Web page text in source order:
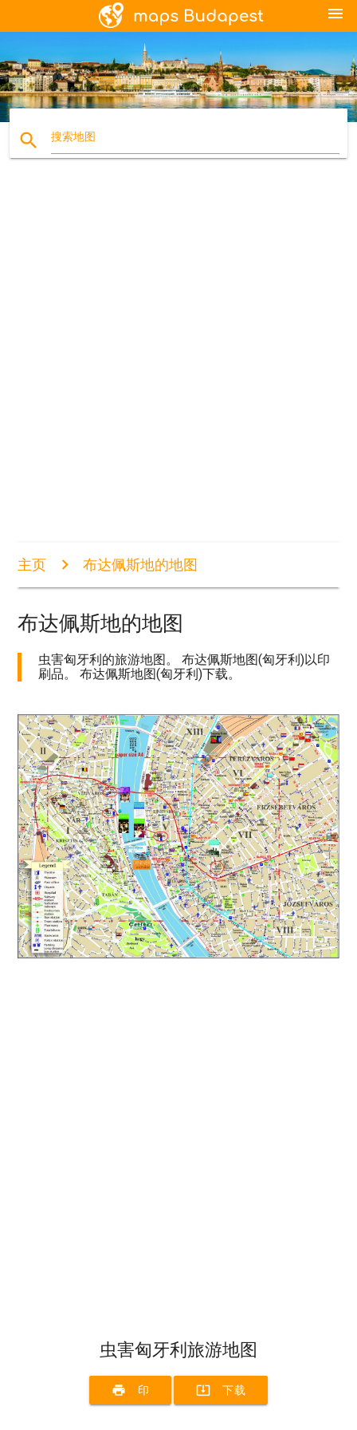
menu
search 搜索地图
主页 布达佩斯地的地图
布达佩斯地的地图
虫害匈牙利的旅游地图。 布达佩斯地图(匈牙利)以印
刷品。 布达佩斯地图(匈牙利)下载。
虫害匈牙利旅游地图
print 印 system_update_alt 下载